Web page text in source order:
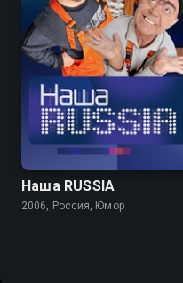
Наша RUSSIA
2006, Россия, Юмор